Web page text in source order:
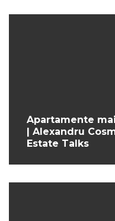
Apartamente
| Alexandru
Estate Talks